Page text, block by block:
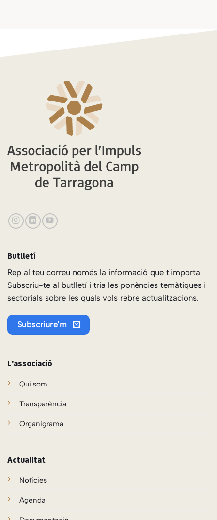
L'associació
Qui som
Transparència
Organigrama
Actualitat
Notícies
Agenda
Butlletí
Rep al teu correu només la informació que t’importa.
Subscriu-te al butlletí i tria les ponències temàtiques i
sectorials sobre les quals vols rebre actualitzacions.
Subscriure'm